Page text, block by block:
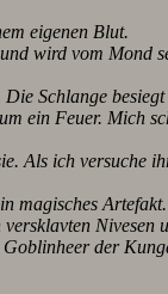
eigenen Blut.
wird vom
Schlange
ein Feuer. Mich
Als ich versuche
magisches Artefakt.
Nivesen
der